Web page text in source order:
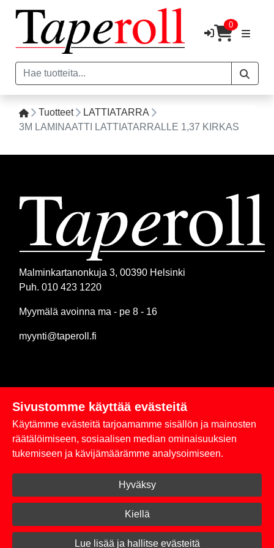
0
Tuotteet
LATTIATARRA
3M LAMINAATTI LATTIATARRALLE 1,37 KIRKAS
Malminkartanonkuja 3, 00390 Helsinki
Puh. 010 423 1220
Myymälä avoinna ma - pe 8 - 16
myynti@taperoll.fi
Linkit
Rekisteriseloste
Toimitus- ja maksuehdot
Kirjaudu sisään
© 2026 Taperoll
Sivustomme käyttää evästeitä
Käytämme evästeitä tarjoamamme sisällön ja mainosten
räätälöimiseen, sosiaalisen median ominaisuuksien
tukemiseen ja kävijämäärämme analysoimiseen.
Hyväksy
Kiellä
Lue lisää ja hallitse evästeitä